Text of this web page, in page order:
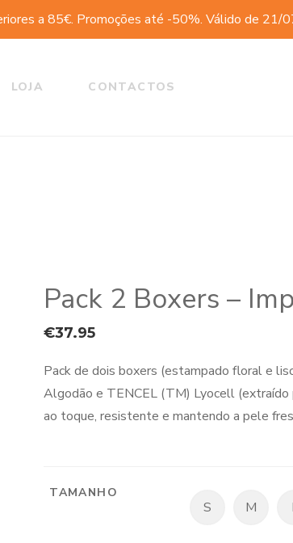
a 85€. Promoções até -50%. Válido de
LOJA CONTACTOS
Pack 2 Boxers –
€37.95
Pack de dois boxers (estampado floral e
Algodão e TENCEL (TM) Lyocell
ao toque, resistente e mantendo a pele
TAMANHO
S M